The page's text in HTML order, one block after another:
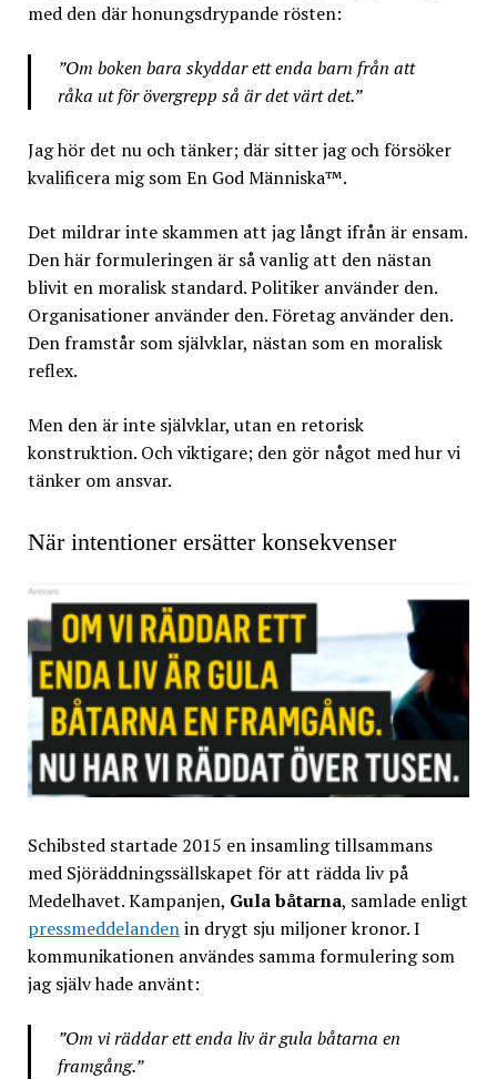
med den där honungsdrypande rösten:
”Om boken bara skyddar ett enda barn från att
råka ut för övergrepp så är det värt det.”
Jag hör det nu och tänker; där sitter jag och försöker
kvalificera mig som En God Människa™.
Det mildrar inte skammen att jag långt ifrån är ensam.
Den här formuleringen är så vanlig att den nästan
blivit en moralisk standard. Politiker använder den.
Organisationer använder den. Företag använder den.
Den framstår som självklar, nästan som en moralisk
reflex.
Men den är inte självklar, utan en retorisk
konstruktion. Och viktigare; den gör något med hur vi
tänker om ansvar.
När intentioner ersätter konsekvenser
Schibsted startade 2015 en insamling tillsammans
med Sjöräddningssällskapet för att rädda liv på
Medelhavet. Kampanjen, Gula båtarna, samlade enligt
pressmeddelandenin drygt sju miljoner kronor. I
kommunikationen användes samma formulering som
jag själv hade använt:
”Om vi räddar ett enda liv är gula båtarna en
framgång.”